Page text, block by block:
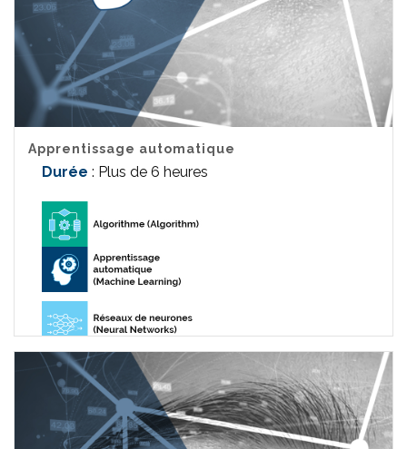
Apprentissage automatique
Durée : Plus de 6 heures